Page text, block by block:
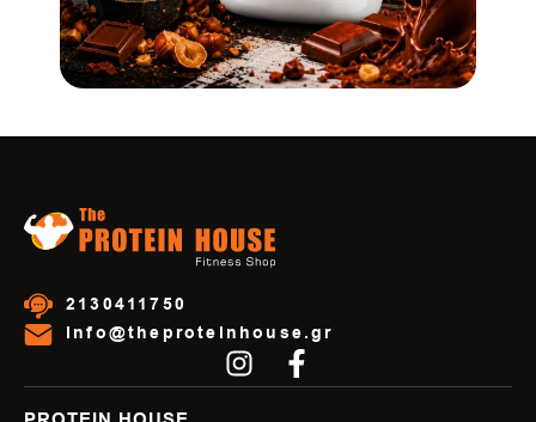
2130411750
info@theproteinhouse.gr